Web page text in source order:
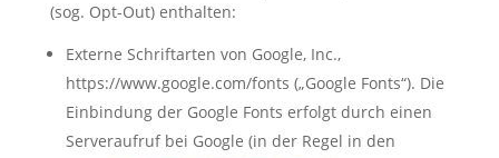
(sog. Opt-Out) enthalten:
Externe Schriftarten von Google, Inc.,
https://www.google.com/fonts („Google Fonts“). Die
Einbindung der Google Fonts erfolgt durch einen
Serveraufruf bei Google (in der Regel in den